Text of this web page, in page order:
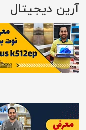
آرین دیجیتال